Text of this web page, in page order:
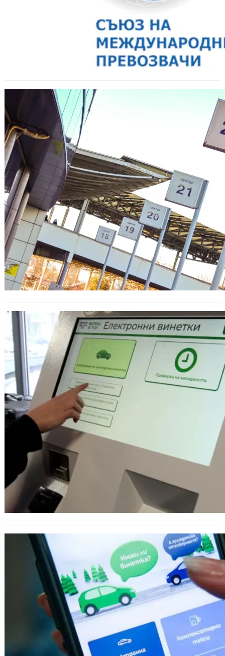
Правителството отложи
поскъпването на тол таксите
Вдигат тарифите за винетки и тол
такси – ето кога
Предложение за увеличение на
винетните и тол таксите от 1 април